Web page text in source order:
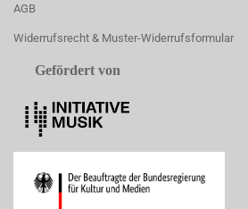
AGB
Widerrufsrecht & Muster-Widerrufsformular
Gefördert von